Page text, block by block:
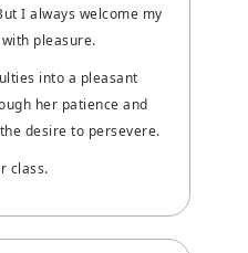
I always welcome my
pleasure.
into a pleasant
her patience and
desire to persevere.
class.